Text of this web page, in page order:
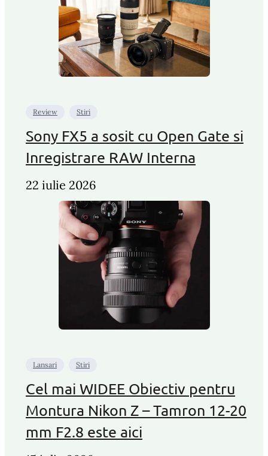
Review Stiri
Sony FX5 a sosit cu Open Gate si
Inregistrare RAW Interna
22 iulie 2026
Lansari Stiri
Cel mai WIDEE Obiectiv pentru
Montura Nikon Z – Tamron 12-20
mm F2.8 este aici